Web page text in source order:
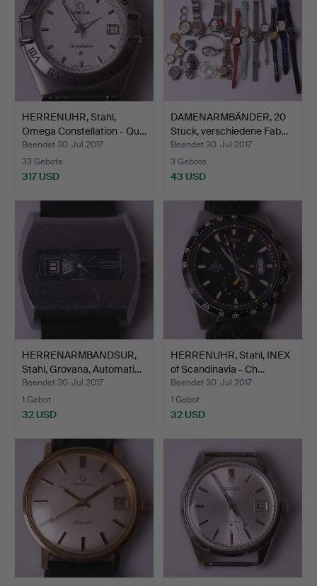
HERRENUHR, Stahl,
Omega Constellation - Qu…
Beendet 30. Jul 2017
33 Gebote
317 USD
DAMENARMBÄNDER, 20
Stück, verschiedene Fab…
Beendet 30. Jul 2017
3 Gebote
43 USD
HERRENARMBANDSUR,
Stahl, Grovana, Automati…
Beendet 30. Jul 2017
1 Gebot
32 USD
HERRENUHR, Stahl, INEX
of Scandinavia - Ch…
Beendet 30. Jul 2017
1 Gebot
32 USD